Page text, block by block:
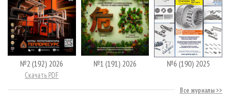
№2 (192) 2026
Скачать PDF
№1 (191) 2026 №6 (190) 2025
Все журналы